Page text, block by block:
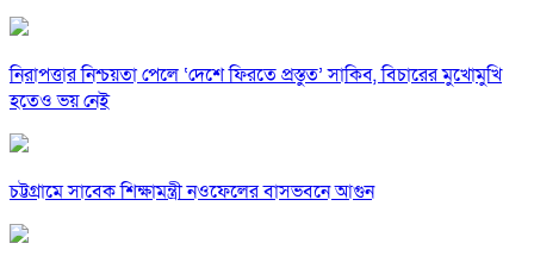
নিরাপত্তার নিশ্চয়তা পেলে ‘দেশে ফিরতে প্রস্তুত’ সাকিব, বিচারের মুখোমুখি
হতেও ভয় নেই
চট্টগ্রামে সাবেক শিক্ষামন্ত্রী নওফেলের বাসভবনে আগুন